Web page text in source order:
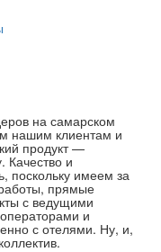
на самарском
нашим клиентам и
продукт —
Качество и
поскольку имеем за
прямые
с ведущими
и
с отелями. Ну, и,